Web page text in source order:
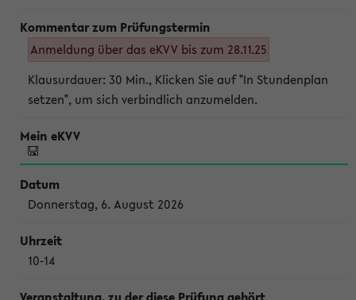
Anmeldung über das eKVV bis zum 28.11.25
Klausurdauer: 30 Min., Klicken Sie auf "In Stundenplan
setzen", um sich verbindlich anzumelden.
Donnerstag, 6. August 2026
10-14